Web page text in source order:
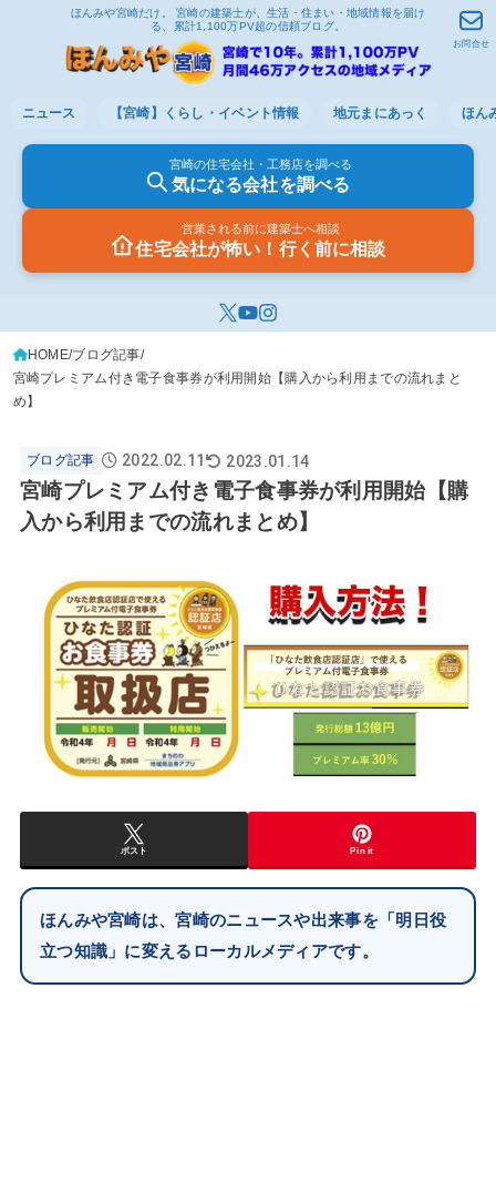
ほんみや宮崎だけ。 宮崎の建築士が、生活・住まい・地域情報を届け
る、累計1,100万PV超の信頼ブログ。
ニュース 【宮崎】くらし・イベント情報 地元まにあっく ほん
宮崎の住宅会社・工務店を調べる
気になる会社を調べる
営業される前に建築士へ相談
住宅会社が怖い！行く前に相談
お問合せ
HOME ブログ記事
宮崎プレミアム付き電子食事券が利用開始【購入から利用までの流れまと
め】
ブログ記事 2022.02.11 2023.01.14
宮崎プレミアム付き電子食事券が利用開始【購
入から利用までの流れまとめ】
ポスト Pin it
ほんみや宮崎は、宮崎のニュースや出来事を「明日役
立つ知識」に変えるローカルメディアです。